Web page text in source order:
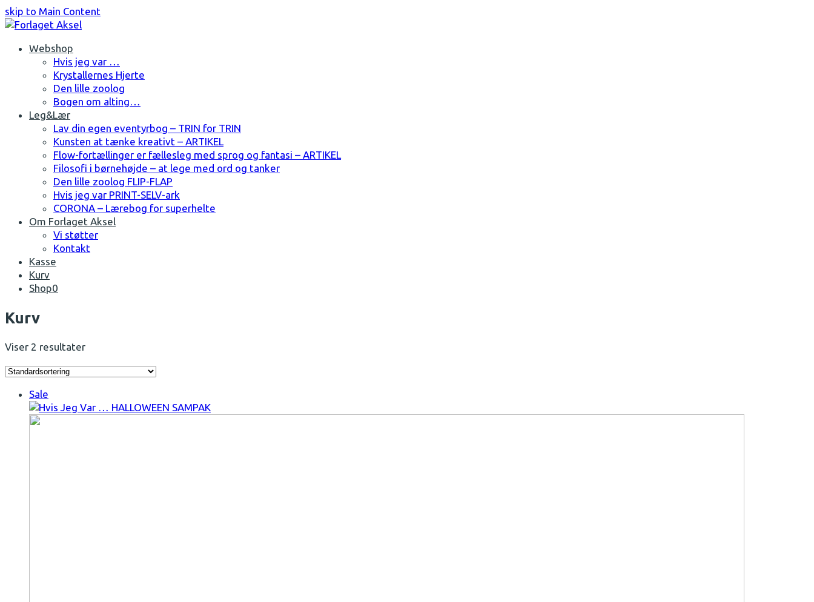
skip to Main Content
Facebook
Instagram
Webshop
Hvis jeg var …
Krystallernes Hjerte
Den lille zoolog
Bogen om alting…
Leg&Lær
Lav din egen eventyrbog – TRIN for TRIN
Kunsten at tænke kreativt – ARTIKEL
Flow-fortællinger er fællesleg med sprog og fantasi – ARTIKEL
Filosofi i børnehøjde – at lege med ord og tanker
Den lille zoolog FLIP-FLAP
Hvis jeg var PRINT-SELV-ark
CORONA – Lærebog for superhelte
Om Forlaget Aksel
Vi støtter
Kontakt
Kasse
Kurv
Shop0
Open
Mobile
Kurv
Viser 2 resultater
Sale